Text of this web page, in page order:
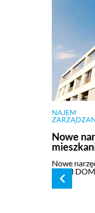
NAJEM
Nowe
Nowe
Portal DOM